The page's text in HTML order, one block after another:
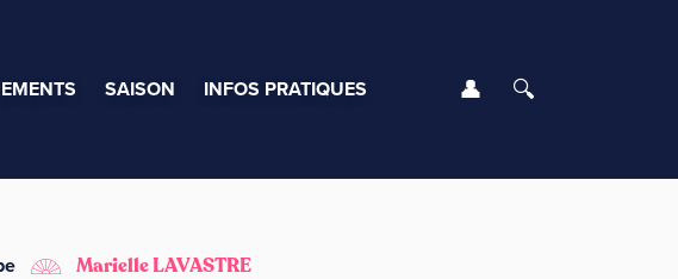
SAISON INFOS PRATIQUES Se connecter
Marielle LAVASTRE